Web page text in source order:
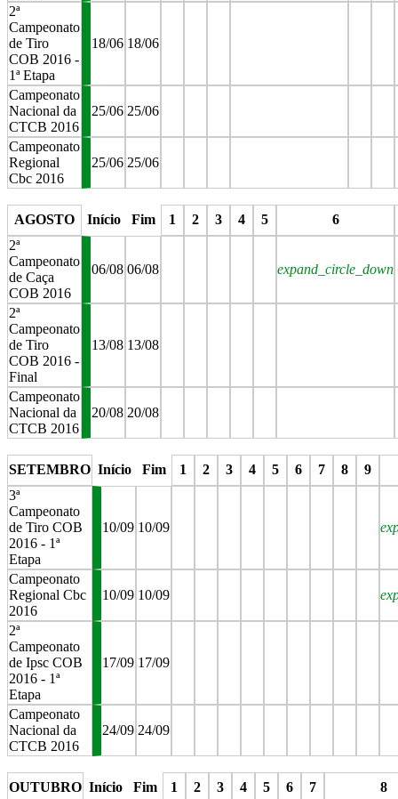
2ª
Campeonato
de Tiro
COB 2016 -
1ª Etapa
18/06 18/06
Campeonato
Nacional da
CTCB 2016
25/06 25/06
Campeonato
Regional
Cbc 2016
25/06 25/06
AGOSTO
Início Fim 1 2 3 4 5
6
2ª
Campeonato
de Caça
COB 2016
06/08 06/08 expand_circle_down
2ª
Campeonato
de Tiro
COB 2016 -
Final
13/08 13/08
Campeonato
Nacional da
CTCB 2016
20/08 20/08
SETEMBRO Início Fim 1 2 3 4 5 6 7 8
9
3ª
Campeonato
de Tiro COB
2016 - 1ª
Etapa
10/09 10/09
Campeonato
Regional Cbc
2016
10/09 10/09
2ª
Campeonato
de Ipsc COB
2016 - 1ª
Etapa
17/09 17/09
Campeonato
Nacional da
CTCB 2016
24/09 24/09
OUTUBRO Início Fim 1 2 3 4 5 6 7
8